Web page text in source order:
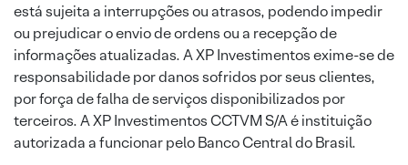
está sujeita a interrupções ou atrasos, podendo impedir
ou prejudicar o envio de ordens ou a recepção de
informações atualizadas. A XP Investimentos exime-se de
responsabilidade por danos sofridos por seus clientes,
por força de falha de serviços disponibilizados por
terceiros. A XP Investimentos CCTVM S/A é instituição
autorizada a funcionar pelo Banco Central do Brasil.